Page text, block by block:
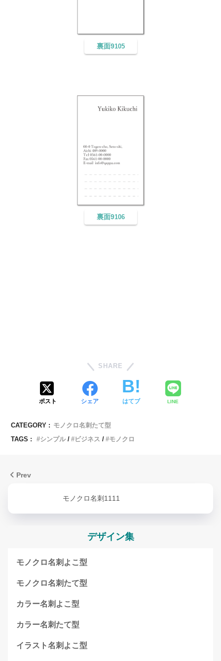
裏面9105
裏面9106
SHARE
ポスト シェア はてブ LINE
CATEGORY : モノクロ名刺たて型
TAGS :
シンプル ビジネス モノクロ
Prev
モノクロ名刺1111
デザイン集
モノクロ名刺よこ型
モノクロ名刺たて型
カラー名刺よこ型
カラー名刺たて型
イラスト名刺よこ型